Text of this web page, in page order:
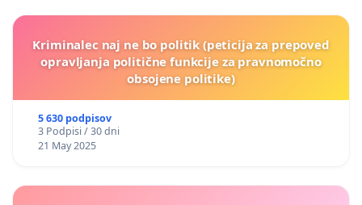
Kriminalec naj ne bo politik (peticija za prepoved
opravljanja politične funkcije za pravnomočno
obsojene politike)
5 630 podpisov
3 Podpisi / 30 dni
21 May 2025